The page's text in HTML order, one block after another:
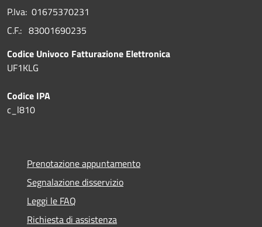
P.Iva: 01675370231
C.F.: 83001690235
Codice Univoco Fatturazione Elettronica
UF1KLG
Codice IPA
c_l810
Prenotazione appuntamento
Segnalazione disservizio
Leggi le FAQ
Richiesta di assistenza